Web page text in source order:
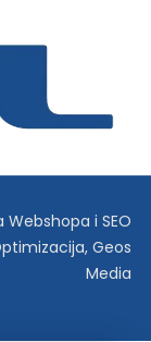
Webshopa iSEO
,Geos
Media